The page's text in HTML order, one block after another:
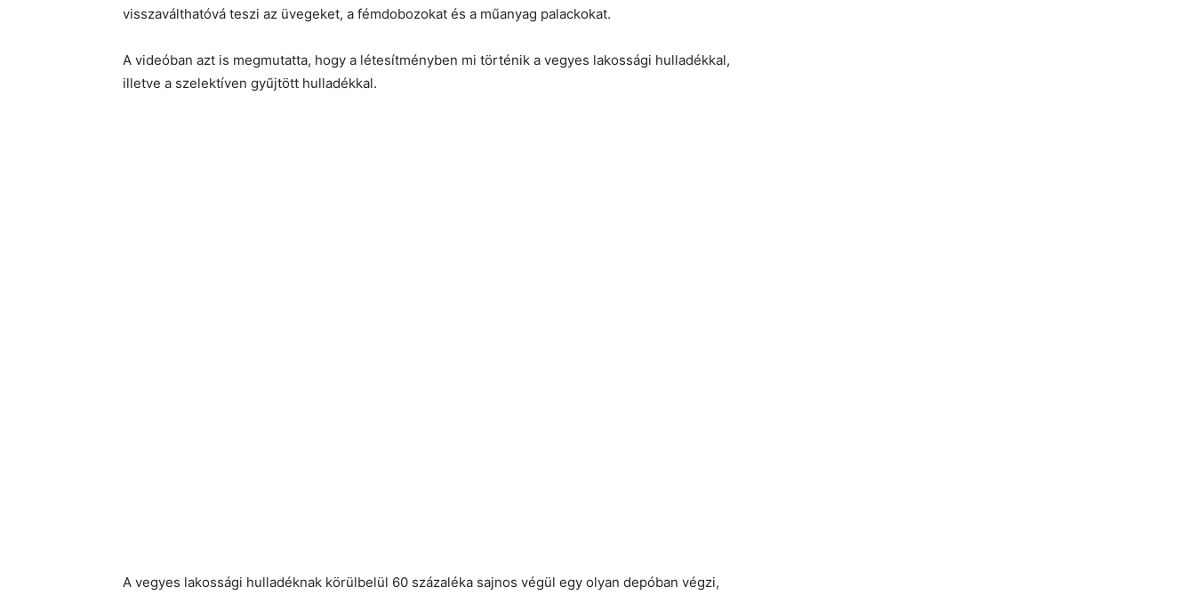
visszaválthatóvá teszi az üvegeket, a fémdobozokat és a műanyag palackokat.
A videóban azt is megmutatta, hogy a létesítményben mi történik a vegyes lakossági hulladékkal,
illetve a szelektíven gyűjtött hulladékkal.
A vegyes lakossági hulladéknak körülbelül 60 százaléka sajnos végül egy olyan depóban végzi,